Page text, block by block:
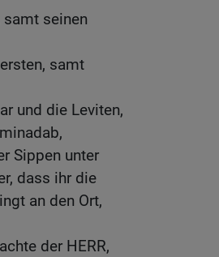
samt seinen
samt
und die Leviten,
Sippen unter
dass ihr die
an den Ort,
der HERR,